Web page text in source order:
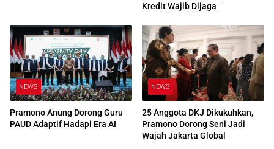
Kredit Wajib Dijaga
NEWS
Pramono Anung Dorong Guru
PAUD Adaptif Hadapi Era AI
NEWS
25 Anggota DKJ Dikukuhkan,
Pramono Dorong Seni Jadi
Wajah Jakarta Global